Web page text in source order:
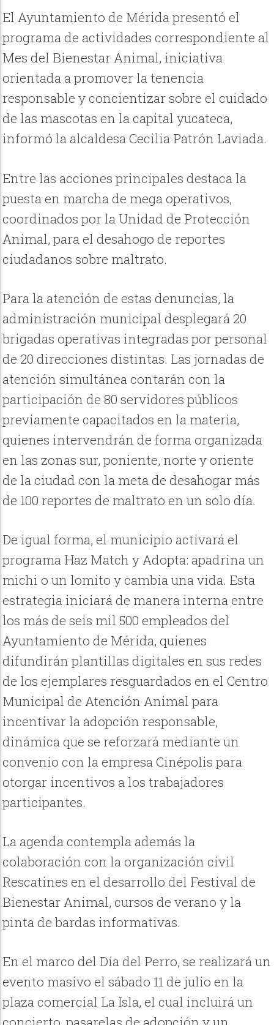
El Ayuntamiento de Mérida presentó el
programa de actividades correspondiente al
Mes del Bienestar Animal, iniciativa
orientada a promover la tenencia
responsable y concientizar sobre el cuidado
de las mascotas en la capital yucateca,
informó la alcaldesa Cecilia Patrón Laviada.
Entre las acciones principales destaca la
puesta en marcha de mega operativos,
coordinados por la Unidad de Protección
Animal, para el desahogo de reportes
ciudadanos sobre maltrato.
Para la atención de estas denuncias, la
administración municipal desplegará 20
brigadas operativas integradas por personal
de 20 direcciones distintas. Las jornadas de
atención simultánea contarán con la
participación de 80 servidores públicos
previamente capacitados en la materia,
quienes intervendrán de forma organizada
en las zonas sur, poniente, norte y oriente
de la ciudad con la meta de desahogar más
de 100 reportes de maltrato en un solo día.
De igual forma, el municipio activará el
programa Haz Match y Adopta: apadrina un
michi o un lomito y cambia una vida. Esta
estrategia iniciará de manera interna entre
los más de seis mil 500 empleados del
Ayuntamiento de Mérida, quienes
difundirán plantillas digitales en sus redes
de los ejemplares resguardados en el Centro
Municipal de Atención Animal para
incentivar la adopción responsable,
dinámica que se reforzará mediante un
convenio con la empresa Cinépolis para
otorgar incentivos a los trabajadores
participantes.
La agenda contempla además la
colaboración con la organización civil
Rescatines en el desarrollo del Festival de
Bienestar Animal, cursos de verano y la
pinta de bardas informativas.
En el marco del Día del Perro, se realizará un
evento masivo el sábado 11 de julio en la
plaza comercial La Isla, el cual incluirá un